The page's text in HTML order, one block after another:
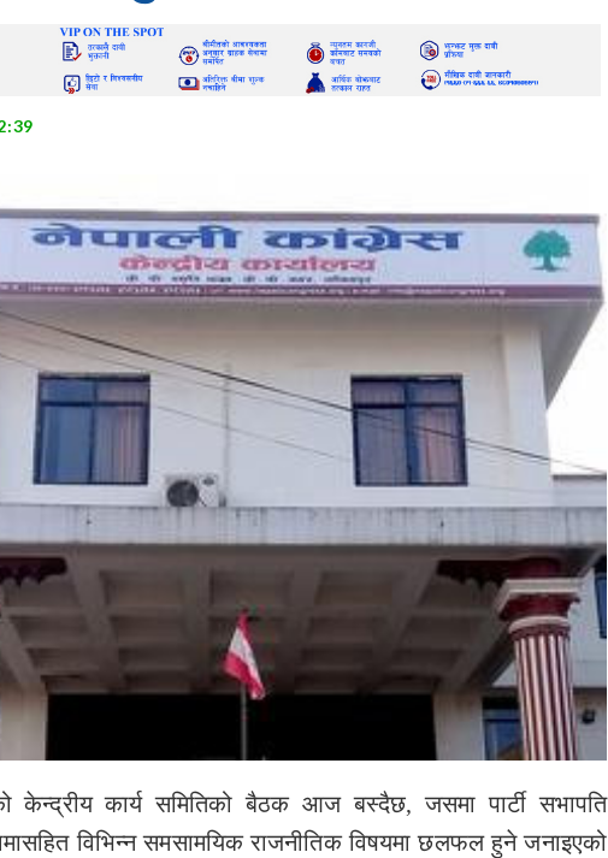
केन्द्रीय कार्य समितिको बैठक आज बस्दैछ, जसमा पार्टी सभापति
विभिन्न समसामयिक राजनीतिक विषयमा छलफल हुने जनाइएको